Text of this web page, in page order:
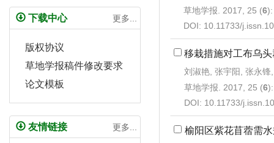
草地学报. 2017, 25 (6
DOI: 10.11733/
移栽措施对工布乌
刘淑艳, 张宇阳, 张永
草地学报. 2017, 25 (6
DOI: 10.11733/
榆阳区紫花苜蓿需
下载中心 更多...
版权协议
草地学报稿件修改要求
论文模板
友情链接 更多...